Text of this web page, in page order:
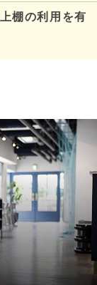
棚の利用を有